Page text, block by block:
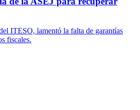
ITESO, lamentó la falta de garantías
fiscales.